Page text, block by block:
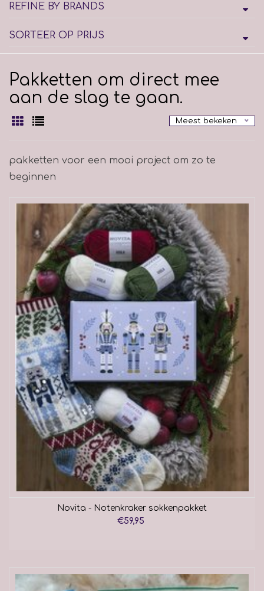
REFINE BY BRANDS
SORTEER OP PRIJS
Pakketten om direct mee
aan de slag te gaan.
Meest bekeken
pakketten voor een mooi project om zo te
beginnen
Novita - Notenkraker sokkenpakket
€59,95